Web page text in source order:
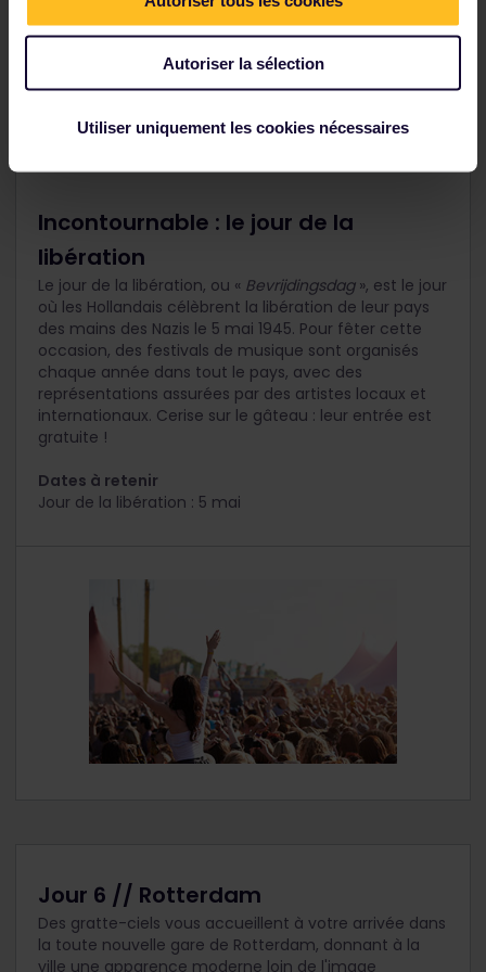
Autoriser la sélection
Utiliser uniquement les cookies nécessaires
Incontournable : le jour de la
libération
Le jour de la libération, ou « Bevrijdingsdag», est le jour
où les Hollandais célèbrent la libération de leur pays
des mains des Nazis le 5 mai 1945. Pour fêter cette
occasion, des festivals de musique sont organisés
chaque année dans tout le pays, avec des
représentations assurées par des artistes locaux et
internationaux. Cerise sur le gâteau : leur entrée est
gratuite !
Dates à retenir
Jour de la libération : 5 mai
Jour 6 // Rotterdam
Des gratte-ciels vous accueillent à votre arrivée dans
la toute nouvelle gare de Rotterdam, donnant à la
ville une apparence moderne loin de l'image